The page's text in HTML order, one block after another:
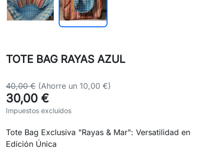
TOTE BAG RAYAS AZUL
40,00 € (Ahorre un 10,00 €)
30,00 €
Impuestos excluidos
Tote Bag Exclusiva "Rayas & Mar": Versatilidad en
Edición Única